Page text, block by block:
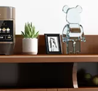
– tay nắm cửa